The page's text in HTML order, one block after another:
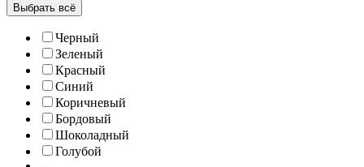
Выбрать всё
Черный
Зеленый
Красный
Синий
Коричневый
Бордовый
Шоколадный
Голубой